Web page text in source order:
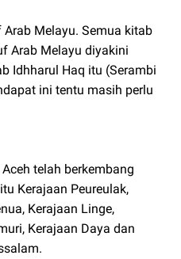
Melayu. Semua kitab
Arab Melayu diyakini
Idhharul Haq itu (Serambi
ini tentu masih perlu
telah berkembang
Kerajaan Peureulak,
Kerajaan Linge,
Kerajaan Daya dan